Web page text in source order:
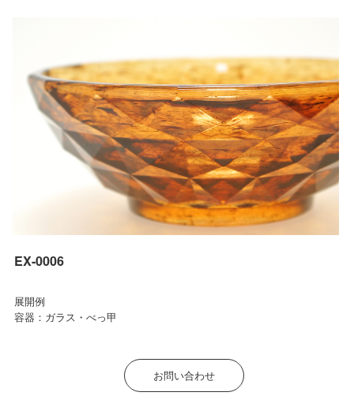
EX-0006
展開例
容器：ガラス・べっ甲
お問い合わせ